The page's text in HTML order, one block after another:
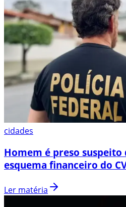
cidades
Homem é preso
esquema financeiro do
Ler matéria